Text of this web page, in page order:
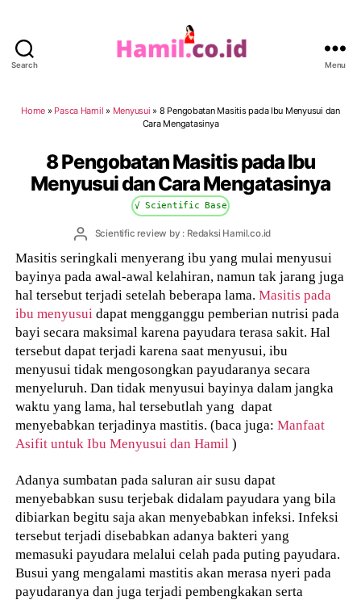
Search Menu
Home » Pasca Hamil » Menyusui » 8 Pengobatan Masitis pada Ibu Menyusui dan
Cara Mengatasinya
8 Pengobatan Masitis pada Ibu
Menyusui dan Cara Mengatasinya
√ Scientific Base
PostScientific review by : Redaksi Hamil.co.id
Masitis seringkali menyerang ibu yang mulai menyusui
bayinya pada awal-awal kelahiran, namun tak jarang juga
hal tersebut terjadi setelah beberapa lama.Masitis pada
ibu menyusui dapat mengganggu pemberian nutrisi pada
bayi secara maksimal karena payudara terasa sakit. Hal
tersebut dapat terjadikarena saat menyusui, ibu
menyusui tidak mengosongkan payudaranya secara
menyeluruh. Dan tidak menyusui bayinya dalam jangka
waktu yang lama, hal tersebutlah yang dapat
menyebabkan terjadinya mastitis. (baca juga: Manfaat
Asifit untuk Ibu Menyusui dan Hamil )
Adanya sumbatan pada saluran air susu dapat
menyebabkan susu terjebak didalam payudara yang bila
dibiarkan begitu saja akan menyebabkan infeksi. Infeksi
tersebut terjadi disebabkan adanya bakteri yang
memasuki payudara melalui celah pada puting payudara.
Busui yang mengalami mastitis akan merasa nyeri pada
payudaranya dan juga terjadi pembengkakan serta